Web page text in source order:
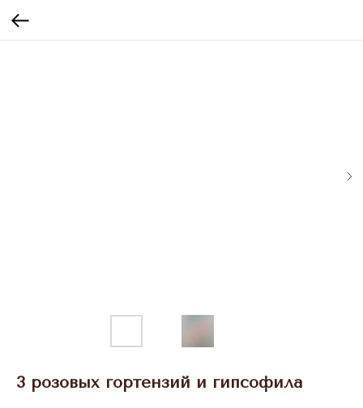
3 розовых гортензий и гипсофила